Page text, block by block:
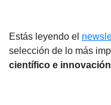
Estás leyendo el
selección de lo más
científico e